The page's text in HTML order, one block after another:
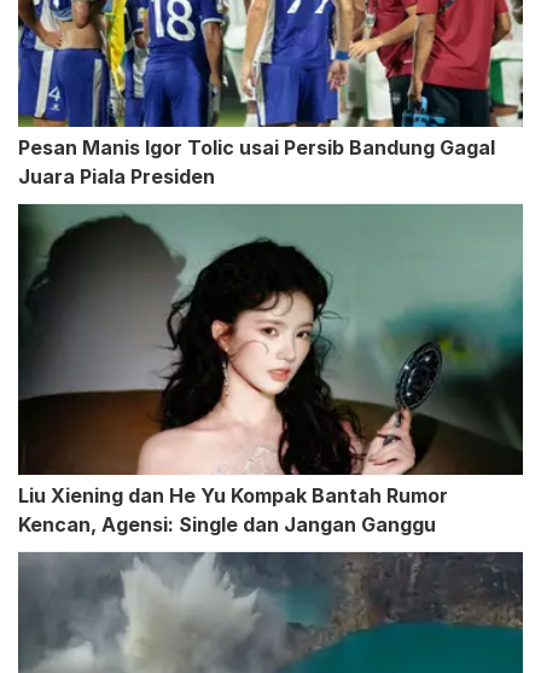
Pesan Manis Igor Tolic usai Persib Bandung Gagal
Juara Piala Presiden
Liu Xiening dan He Yu Kompak Bantah Rumor
Kencan, Agensi: Single dan Jangan Ganggu